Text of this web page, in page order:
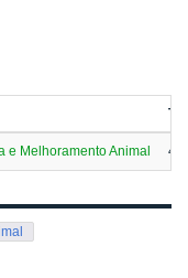
e Melhoramento Animal